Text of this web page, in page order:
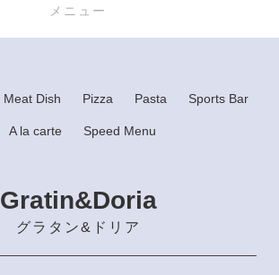
メニュー
Meat Dish Pizza Pasta Sports Bar
A la carte Speed Menu
Gratin&Doria
グラタン&ドリア